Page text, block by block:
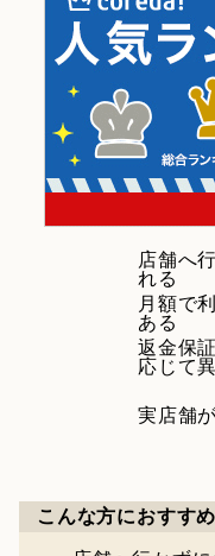
店舗へ
れる
月額で
ある
返金保
応じて
実店舗
こんな方におすすめ